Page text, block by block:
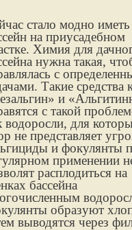
стало модно иметь
на приусадебном
Химия для
нужна такая,
с
Такие средства
и
с такой
водоросли, для
не представляет
и фокулянты
применении
расплодиться на
бассейна
образуют
выводятся через